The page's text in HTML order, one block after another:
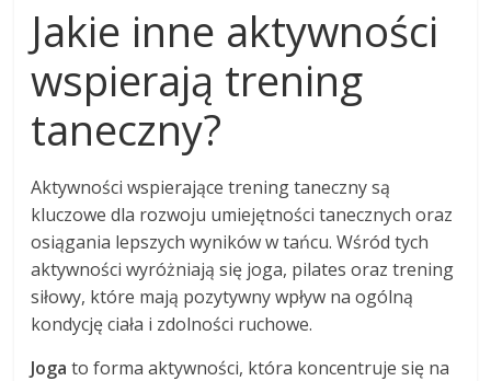
Jakie inne aktywności
wspierają trening
taneczny?
Aktywności wspierające trening taneczny są
kluczowe dla rozwoju umiejętności tanecznych oraz
osiągania lepszych wyników w tańcu. Wśród tych
aktywności wyróżniają się joga, pilates oraz trening
siłowy, które mają pozytywny wpływ na ogólną
kondycję ciała i zdolności ruchowe.
Joga to forma aktywności, która koncentruje się na